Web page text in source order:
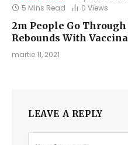
5 Mins Read
0 Views
2m People Go
Rebounds With
martie 11, 2021
LEAVE A REPLY